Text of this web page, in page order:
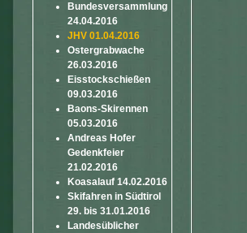
Bundesversammlung
24.04.2016
JHV 01.04.2016
Ostergrabwache
26.03.2016
Eisstockschießen
09.03.2016
Baons-Skirennen
05.03.2016
Andreas Hofer
Gedenkfeier
21.02.2016
Koasalauf 14.02.2016
Skifahren in Südtirol
29. bis 31.01.2016
Landesüblicher